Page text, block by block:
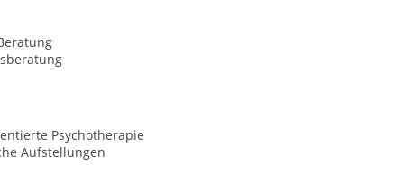
Psychotherapie
Aufstellungen